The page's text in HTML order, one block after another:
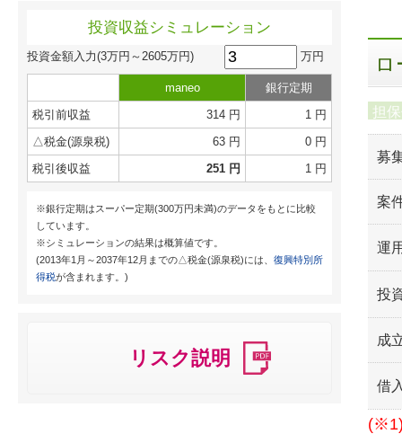
投資収益シミュレーション
投資金額入力(3万円～2605万円) 万円
maneo
銀行定期
税引前収益
314 円
1 円
△税金(源泉税)
63 円
0 円
税引後収益
251 円 1 円
※銀行定期はスーパー定期(300万円未満)のデータをもとに比較
しています。
※シミュレーションの結果は概算値です。
(2013年1月～2037年12月までの△税金(源泉税)には、 復興特別所
得税が含まれます。)
リスク説明
担
募
案
運
投
成
借
(※1)